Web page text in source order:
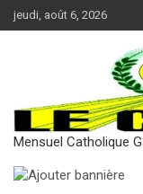
Aller
au
jeudi, août 6, 2026
Mensuel Catholique